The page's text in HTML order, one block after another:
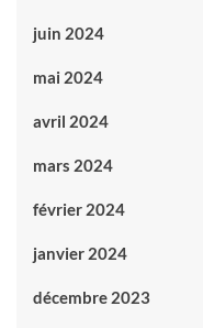
juin 2024
mai 2024
avril 2024
mars 2024
février 2024
janvier 2024
décembre 2023